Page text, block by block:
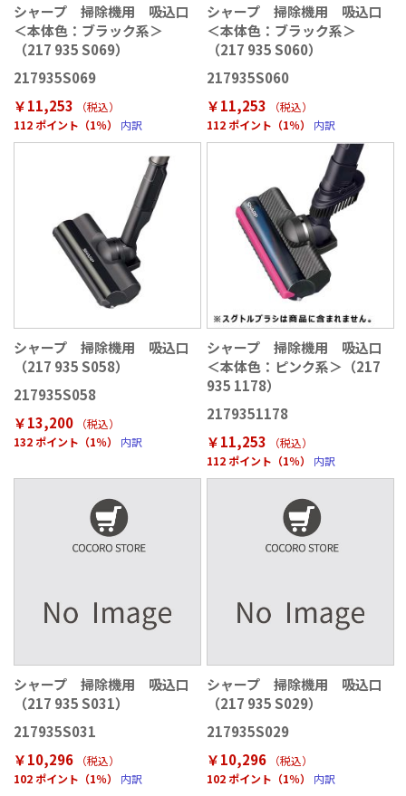
シャープ 掃除機用 吸込口
＜本体色：ブラック系＞
（217 935 S069）
217935S069
￥11,253
（税込）
112 ポイント（1％）
内訳
シャープ 掃除機用 吸込口
＜本体色：ブラック系＞
（217 935 S060）
217935S060
￥11,253
（税込）
112 ポイント（1％）
内訳
シャープ 掃除機用 吸込口
（217 935 S058）
217935S058
￥13,200
（税込）
132 ポイント（1％）
内訳
シャープ 掃除機用 吸込口
＜本体色：ピンク系＞（217
935 1178）
2179351178
￥11,253
（税込）
112 ポイント（1％）
内訳
シャープ 掃除機用 吸込口
（217 935 S031）
217935S031
￥10,296
（税込）
102 ポイント（1％）
内訳
シャープ 掃除機用 吸込口
（217 935 S029）
217935S029
￥10,296
（税込）
102 ポイント（1％）
内訳